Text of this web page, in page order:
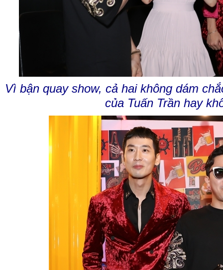
Vì bận quay show, cả hai không dám
của Tuấn Trần hay